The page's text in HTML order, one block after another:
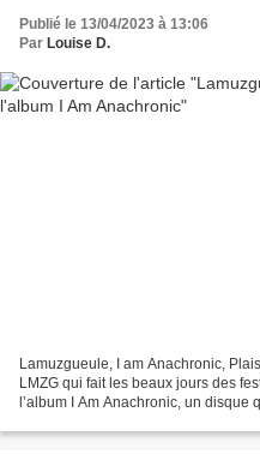
Publié le 13/04/2023 à 13:06
Par Louise D.
Lamuzgueule, I am Anachronic,
LMZG qui fait les beaux jours des
l’album I Am Anachronic, un disque